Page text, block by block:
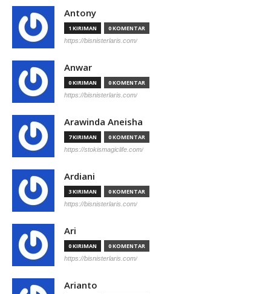
Antony
1 KIRIMAN 0 KOMENTAR
https://bisnisterlaris.com/
Anwar
0 KIRIMAN 0 KOMENTAR
https://bisnisterlaris.com/
Arawinda Aneisha
7 KIRIMAN 0 KOMENTAR
https://stokismagiclife.com/
Ardiani
3 KIRIMAN 0 KOMENTAR
https://bisnisterlaris.com/
Ari
0 KIRIMAN 0 KOMENTAR
https://bisnisterlaris.com/
Arianto